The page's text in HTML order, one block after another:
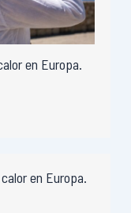
en Europa.
en Europa.